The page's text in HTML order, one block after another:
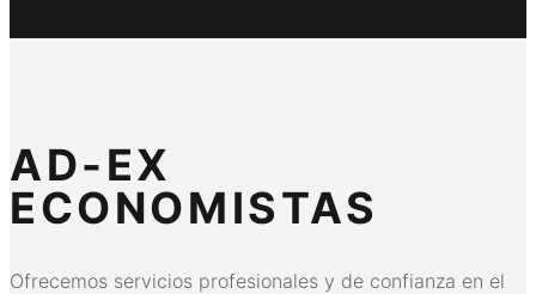
AD-EX
ECONOMISTAS
Ofrecemos servicios profesionales y de confianza en el